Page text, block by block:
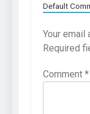
Default
Your email
Required
Comment *